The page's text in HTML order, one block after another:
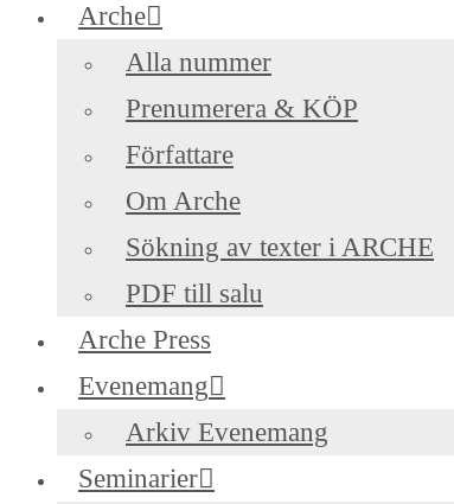
Arche
Alla nummer
Prenumerera & KÖP
Författare
Om Arche
Sökning av texter i ARCHE
PDF till salu
Arche Press
Evenemang
Arkiv Evenemang
Seminarier